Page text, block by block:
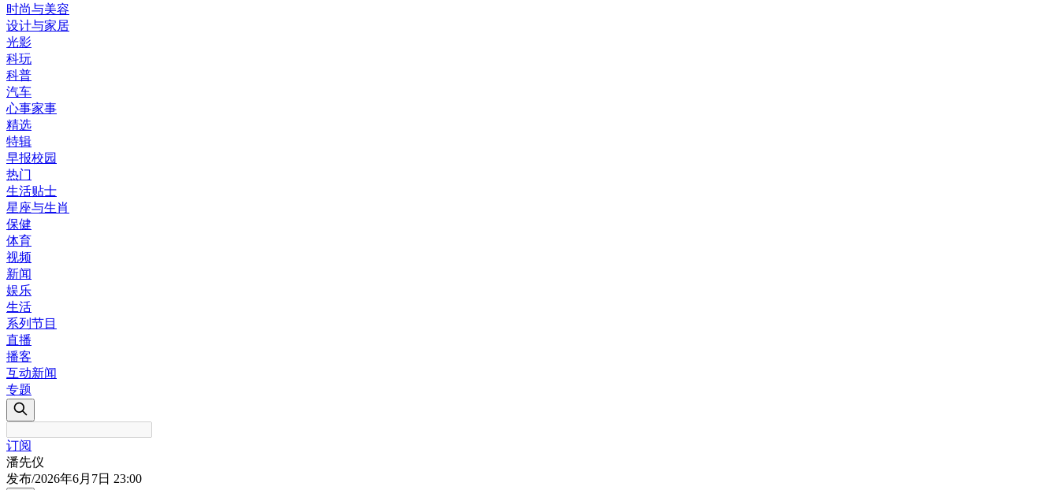
时尚与美容
设计与家居
光影
科玩
科普
汽车
心事家事
精选
特辑
早报校园
热门
生活贴士
星座与生肖
保健
体育
视频
新闻
娱乐
生活
系列节目
直播
播客
互动新闻
专题
订阅
潘先仪
发布/2026年6月7日 23:00